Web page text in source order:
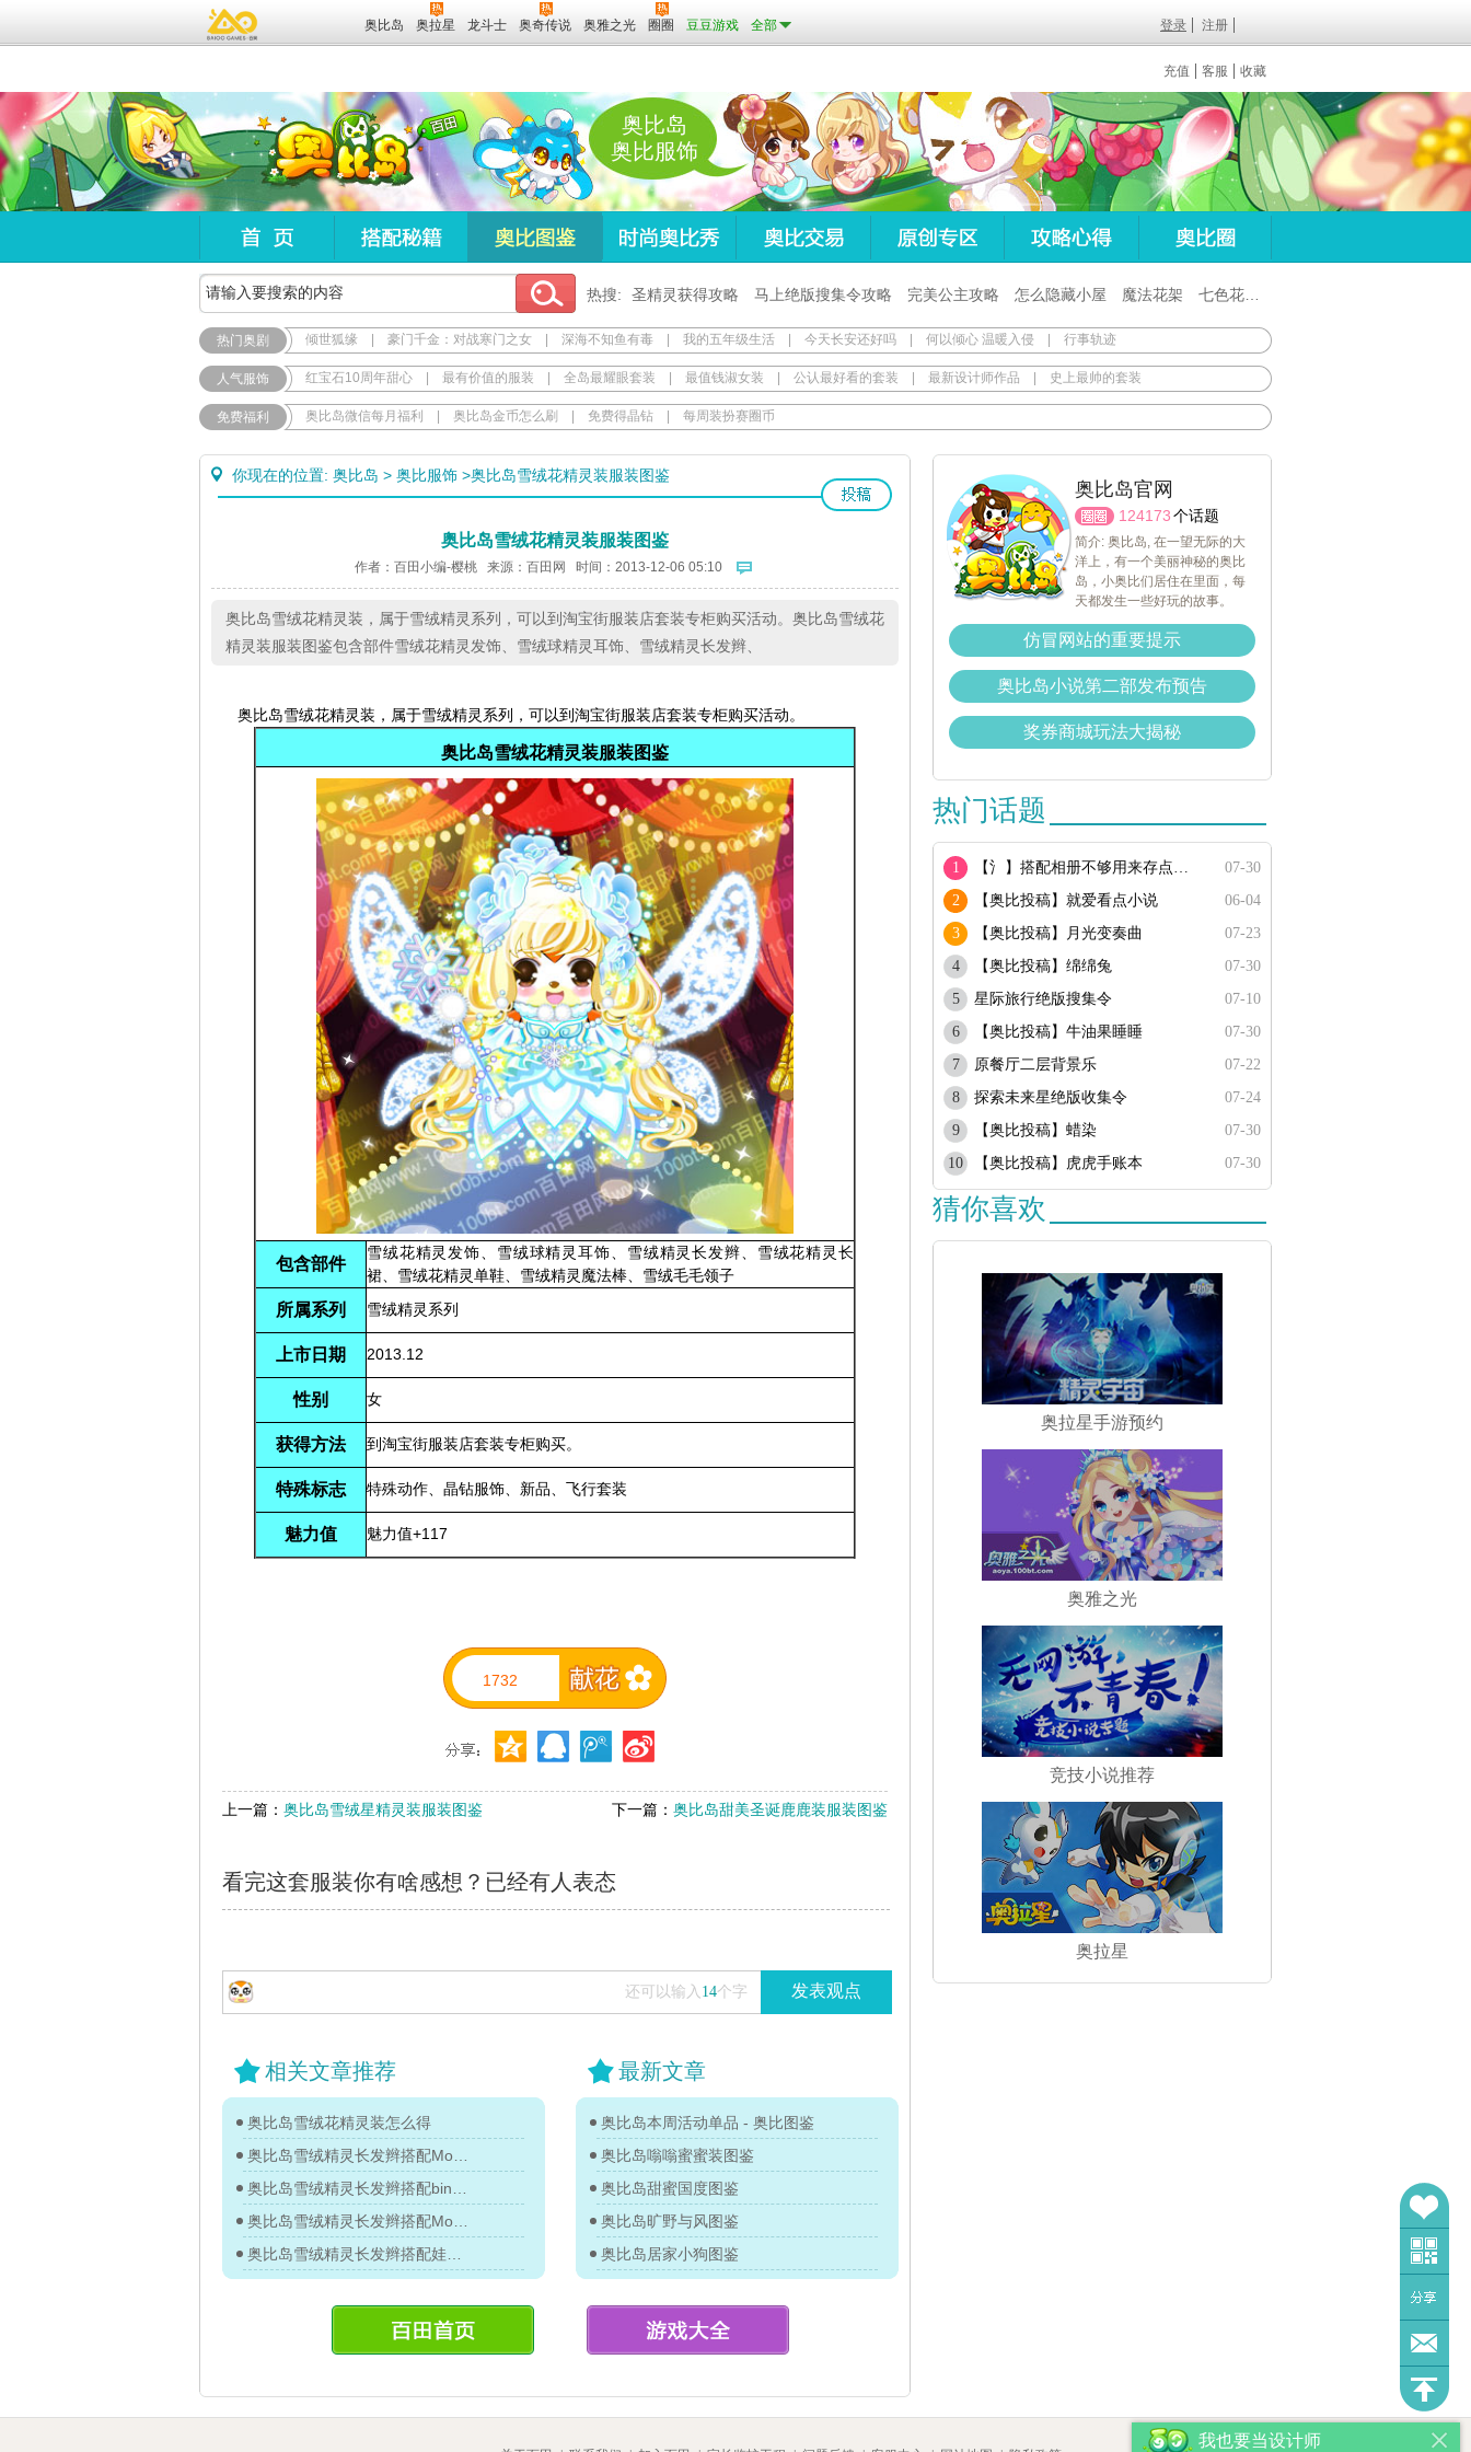
奥比岛 奥拉星 龙斗士 奥奇传说 奥雅之光 圈圈 豆豆游戏 全部 登录 注册
充值 客服 收藏
奥比岛
奥比服饰
热搜: 圣精灵获得攻略 马上绝版搜集令攻略 完美公主攻略 怎么隐藏小屋 魔法花架 七色花在哪
热门奥剧 倾世狐缘 豪门千金：对战寒门之女 深海不知鱼有毒 我的五年级生活 今天长安还好吗 何以倾心 温暖入侵 行事轨迹
人气服饰 红宝石10周年甜心 最有价值的服装 全岛最耀眼套装 最值钱淑女装 公认最好看的套装 最新设计师作品 史上最帅的套装
免费福利 奥比岛微信每月福利 奥比岛金币怎么刷 免费得晶钻 每周装扮赛圈币
你现在的位置: 奥比岛 > 奥比服饰 >奥比岛雪绒花精灵装服装图鉴
奥比岛雪绒花精灵装服装图鉴
作者：百田小编-樱桃 来源： 百田网 时间：2013-12-06 05:10
奥比岛雪绒花精灵装，属于雪绒精灵系列，可以到淘宝街服装店套装专柜购买活动。奥比岛雪绒花
精灵装服装图鉴包含部件雪绒花精灵发饰、雪绒球精灵耳饰、雪绒精灵长发辫、
奥比岛雪绒花精灵装 ，属于雪绒精灵系列，可以到淘宝街服装店套装专柜购买活动。
奥比岛雪绒花精灵装服装图鉴
包含部件
雪绒花精灵发饰、雪绒球精灵耳饰、雪绒精灵长发辫、雪绒花精灵长
裙、雪绒花精灵单鞋、雪绒精灵魔法棒、雪绒毛毛领子
所属系列 雪绒精灵系列
上市日期 2013.12
性别 女
获得方法 到淘宝街服装店套装专柜购买。
特殊标志 特殊动作、晶钻服饰、新品、飞行套装
魅力值 魅力值+117
1732
上一篇： 奥比岛雪绒星精灵装服装图鉴 下一篇： 奥比岛甜美圣诞鹿鹿装服装图鉴
看完这套服装你有啥感想？已经有人表态
还可以输入 14个字 发表观点
相关文章推荐
奥比岛雪绒花精灵装怎么得
最新文章
奥比岛本周活动单品 - 奥比图鉴
奥比岛嗡嗡蜜蜜装图鉴
奥比岛甜蜜国度图鉴
奥比岛旷野与风图鉴
奥比岛居家小狗图鉴
奥比岛官网
124173个话题
简介: 奥比岛, 在一望无际的大
洋上，有一个美丽神秘的奥比
岛，小奥比们居住在里面，每
天都发生一些好玩的故事。
仿冒网站的重要提示
奥比岛小说第二部发布预告
奖券商城玩法大揭秘
热门话题
1 【氵】搭配相册不够用来存点搭配
07-30
2
【奥比投稿】就爱看点小说
06-04
3
【奥比投稿】月光变奏曲
07-23
4
【奥比投稿】绵绵兔
07-30
5
星际旅行绝版搜集令
07-10
6
【奥比投稿】牛油果睡睡
07-30
7
原餐厅二层背景乐
07-22
8
探索未来星绝版收集令
07-24
9
【奥比投稿】蜡染
07-30
10
【奥比投稿】虎虎手账本 07-30
猜你喜欢
奥拉星手游预约
奥雅之光
竞技小说推荐
奥拉星
我也要当设计师